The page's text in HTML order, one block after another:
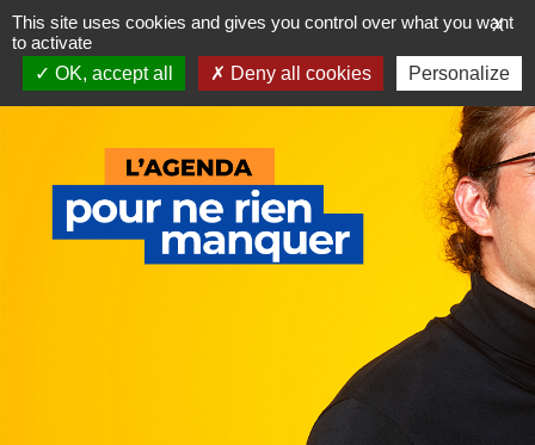
Skip
to
content
X
This site uses cookies and gives you control over what you want
to activate
OK, accept all
Deny all cookies Personalize